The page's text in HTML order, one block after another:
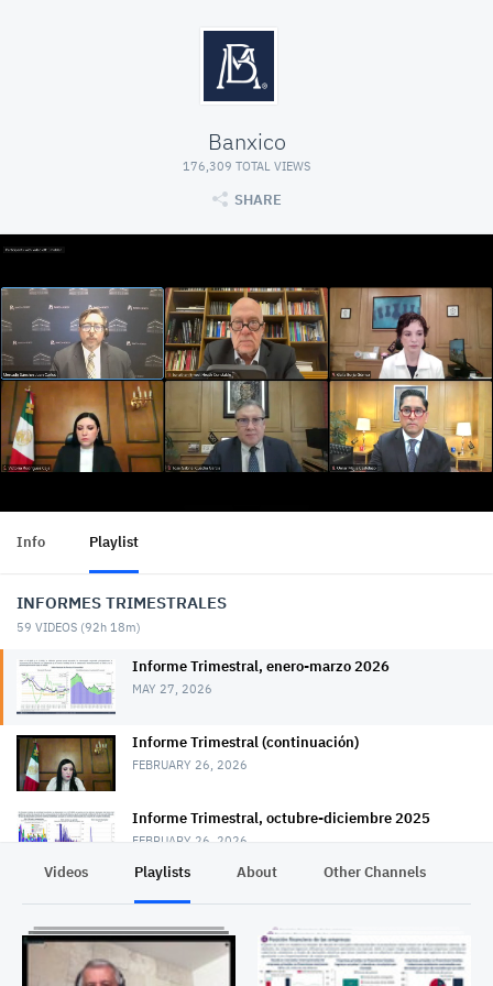
Banxico
176,309 TOTAL VIEWS
SHARE
Info Playlist
INFORMES TRIMESTRALES
59 VIDEOS (92h 18m)
Informe Trimestral, enero-marzo 2026
MAY 27, 2026
Informe Trimestral (continuación)
FEBRUARY 26, 2026
Informe Trimestral, octubre-diciembre 2025
FEBRUARY 26, 2026
Informe Trimestral, abril-junio 2025
Videos Playlists About Other Channels